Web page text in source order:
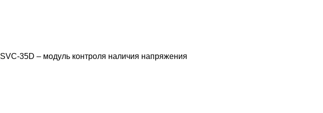
SVC-35D – модуль контроля наличия напряжения